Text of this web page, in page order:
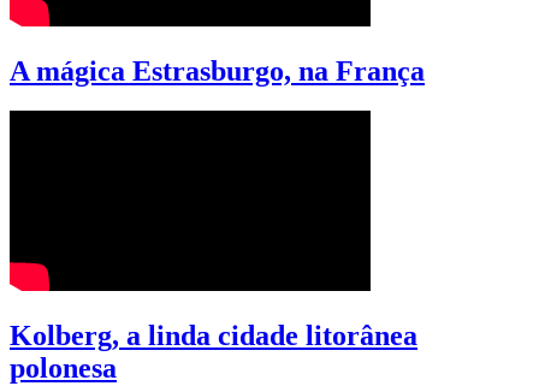
A mágica Estrasburgo, na França
Kolberg, a linda cidade litorânea
polonesa